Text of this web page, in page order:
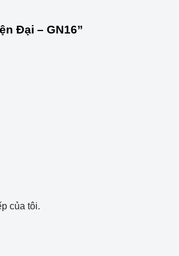
Đại – GN16”
của tôi.